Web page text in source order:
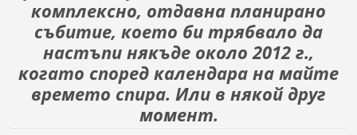
комплексно, отдавна планирано
събитие, което би трябвало да
настъпи някъде около 2012 г.,
когато според календара на майте
времето спира. Или в някой друг
момент.